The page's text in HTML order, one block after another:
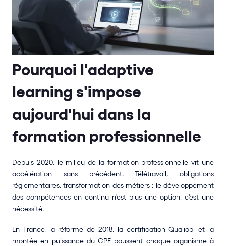
Pourquoi l'adaptive
learning s'impose
aujourd'hui dans la
formation professionnelle
Depuis 2020, le milieu de la formation professionnelle vit une
accélération sans précédent. Télétravail, obligations
réglementaires, transformation des métiers : le développement
des compétences en continu n'est plus une option, c'est une
nécessité.
En France, la réforme de 2018, la certification Qualiopi et la
montée en puissance du CPF poussent chaque organisme à